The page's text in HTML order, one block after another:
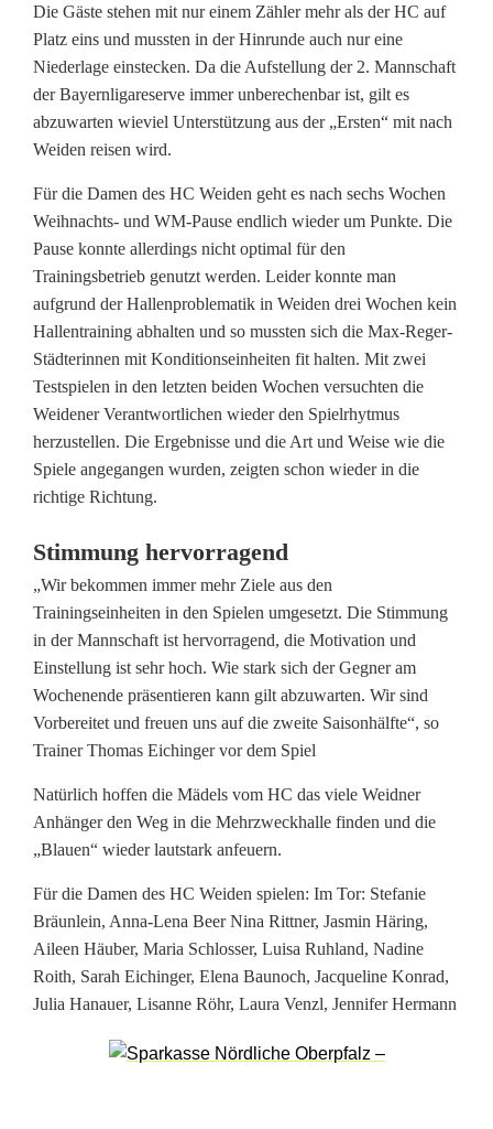
d
e
s
H
C
W
e
i
d
e
n
e
p
f
a
n
g
n
T
a
b
e
Die Gäste stehen mit nur einem Zähler mehr als der HC auf
Platz eins und mussten in der Hinrunde auch nur eine
Niederlage einstecken. Da die Aufstellung der 2. Mannschaft
der Bayernligareserve immer unberechenbar ist, gilt es
abzuwarten wieviel Unterstützung aus der „Ersten“ mit nach
Weiden reisen wird.
Für die Damen des HC Weiden geht es nach sechs Wochen
Weihnachts- und WM-Pause endlich wieder um Punkte. Die
Pause konnte allerdings nicht optimal für den
Trainingsbetrieb genutzt werden. Leider konnte man
aufgrund der Hallenproblematik in Weiden drei Wochen kein
Hallentraining abhalten und so mussten sich die Max-Reger-
Städterinnen mit Konditionseinheiten fit halten. Mit zwei
Testspielen in den letzten beiden Wochen versuchten die
Weidener Verantwortlichen wieder den Spielrhytmus
herzustellen. Die Ergebnisse und die Art und Weise wie die
Spiele angegangen wurden, zeigten schon wieder in die
richtige Richtung.
Stimmung hervorragend
„Wir bekommen immer mehr Ziele aus den
Trainingseinheiten in den Spielen umgesetzt. Die Stimmung
in der Mannschaft ist hervorragend, die Motivation und
Einstellung ist sehr hoch. Wie stark sich der Gegner am
Wochenende präsentieren kann gilt abzuwarten. Wir sind
Vorbereitet und freuen uns auf die zweite Saisonhälfte“, so
Trainer Thomas Eichinger vor dem Spiel
Natürlich hoffen die Mädels vom HC das viele Weidner
Anhänger den Weg in die Mehrzweckhalle finden und die
„Blauen“ wieder lautstark anfeuern.
Für die Damen des HC Weiden spielen: Im Tor: Stefanie
Bräunlein, Anna-Lena Beer Nina Rittner, Jasmin Häring,
Aileen Häuber, Maria Schlosser, Luisa Ruhland, Nadine
Roith, Sarah Eichinger, Elena Baunoch, Jacqueline Konrad,
Julia Hanauer, Lisanne Röhr, Laura Venzl, Jennifer Hermann